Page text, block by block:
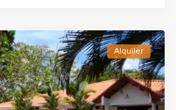
Alquiler